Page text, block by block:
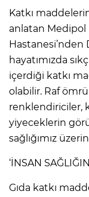
Katkı
anlatan Medipol
Hastanesi’nden
hayatımızda
içerdiği katkı
olabilir. Raf
renklendiriciler,
yiyeceklerin
sağlığımız
‘İNSAN
Gıda katkı